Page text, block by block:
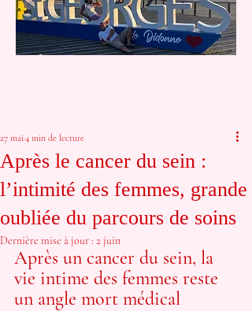
Après le cancer du sein :
l’intimité des femmes, grande
oubliée du parcours de soins
27 mai4 min de lecture
Dernière mise à jour : 2 juin
Après un cancer du sein, la
vie intime des femmes reste
un angle mort médical